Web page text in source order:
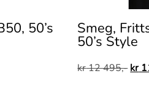
50’s Smeg,
50’s Style
kr12 495,- kr